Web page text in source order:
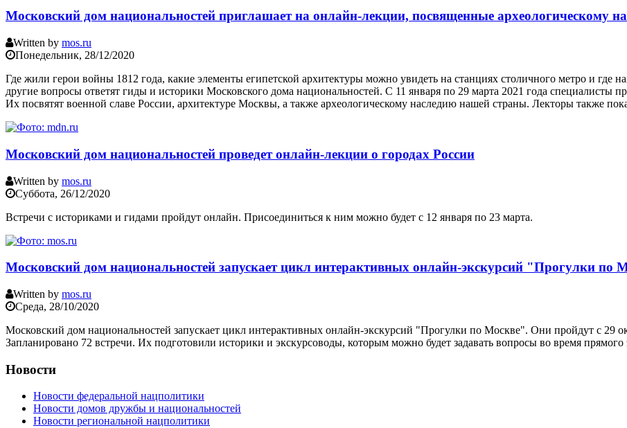
Московский дом национальностей приглашает на онлайн-лекции, посвященные археологическому
Written by mos.ru
Понедельник, 28/12/2020
Где жили герои войны 1812 года, какие элементы египетской архитектуры можно увидеть на станциях столичного метро и где
другие вопросы ответят гиды и историки Московского дома национальностей. С 11 января по 29 марта 2021 года специалисты
Их посвятят военной славе России, архитектуре Москвы, а также археологическому наследию нашей страны. Лекторы также
Московский дом национальностей проведет онлайн-лекции о городах России
Written by mos.ru
Суббота, 26/12/2020
Встречи с историками и гидами пройдут онлайн. Присоединиться к ним можно будет с 12 января по 23 марта.
Московский дом национальностей запускает цикл интерактивных онлайн-экскурсий "Прогулки по
Written by mos.ru
Среда, 28/10/2020
Московский дом национальностей запускает цикл интерактивных онлайн-экскурсий "Прогулки по Москве". Они пройдут с 29
Запланировано 72 встречи. Их подготовили историки и экскурсоводы, которым можно будет задавать вопросы во время прямого
Новости
Новости федеральной нацполитики
Новости домов дружбы и национальностей
Новости региональной нацполитики